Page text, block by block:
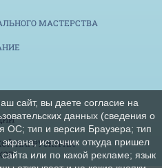
МАСТЕРСТВА
НАГРУЗКИ НА
сайт, вы даете согласие на
данных (сведения о
ОС; тип и версия Браузера; тип
источник откуда пришел
сайта или по какой рекламе; язык